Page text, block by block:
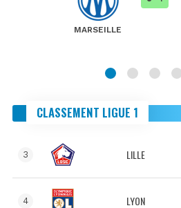
MARSEILLE
CLASSEMENT LIGUE 1
3 LILLE
4 LYON